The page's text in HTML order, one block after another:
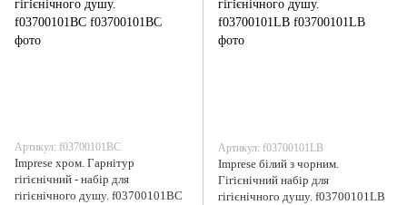
Артикул: f03700101BC
Imprese хром. Гарнітур
гігієнічний - набір для
гігієнічного душу. f03700101BC
Артикул: f03700101LB
Imprese білий з чорним.
Гігієнічний набір для
гігієнічного душу. f03700101LB